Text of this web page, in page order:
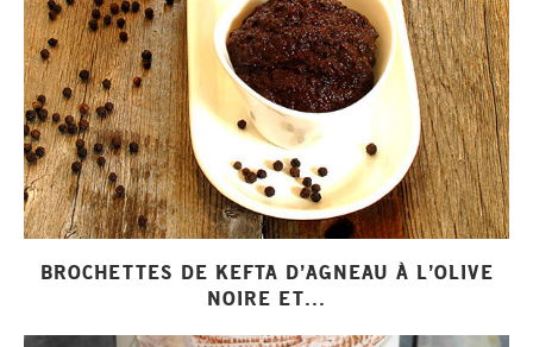
BROCHETTES DE KEFTA D’AGNEAU À L’OLIVE
NOIRE ET...